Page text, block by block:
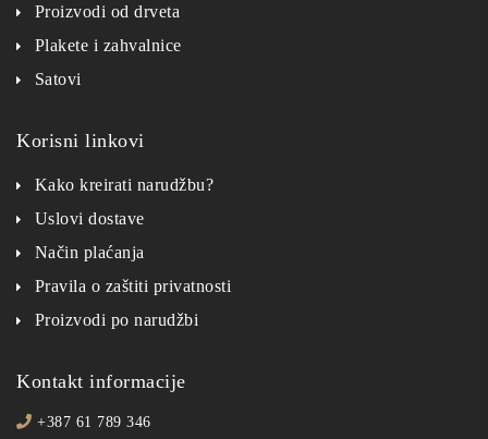
Proizvodi od drveta
Plakete i zahvalnice
Satovi
Korisni linkovi
Kako kreirati narudžbu?
Uslovi dostave
Način plaćanja
Pravila o zaštiti privatnosti
Proizvodi po narudžbi
Kontakt informacije
+387 61 789 346